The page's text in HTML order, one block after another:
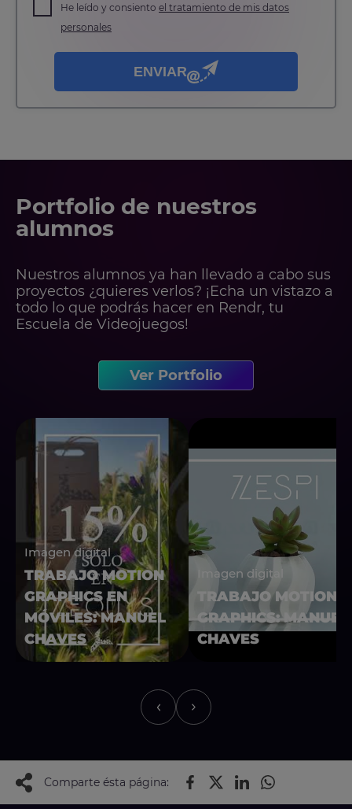
Derechos: Puede acceder, rectificar y suprimir sus
datos, así como otros derechos tal y como se explica en
nuestrapolítica de privacidad
He leído y consiento el tratamiento de mis datos
personales
ENVIAR
Portfolio de nuestros
alumnos
Nuestros alumnos ya han llevado a cabo sus
proyectos ¿quieres verlos? ¡Echa un vistazo a
todo lo que podrás hacer en Rendr, tu
Escuela de Videojuegos!
Ver Portfolio
Imagen digital
TRABAJO MOTION
GRAPHICS EN
MÓVILES: MANUEL
CHAVES
Imagen digital
TRABAJO MOTION
GRAPHICS: MANUEL
CHAVES
Comparte ésta página: